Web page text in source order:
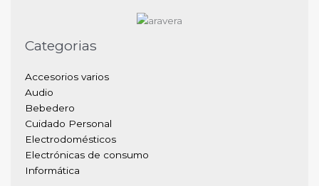
Categorias
Accesorios varios
Audio
Bebedero
Cuidado Personal
Electrodomésticos
Electrónicas de consumo
Informática